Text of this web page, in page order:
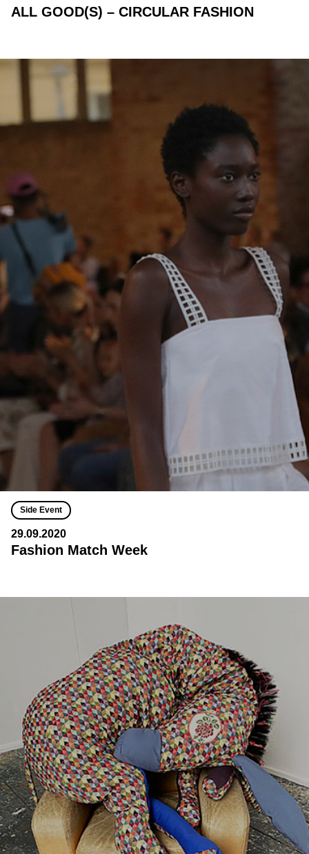
ALL GOOD(S) – CIRCULAR FASHION
Side Event
29.09.2020
Fashion Match Week